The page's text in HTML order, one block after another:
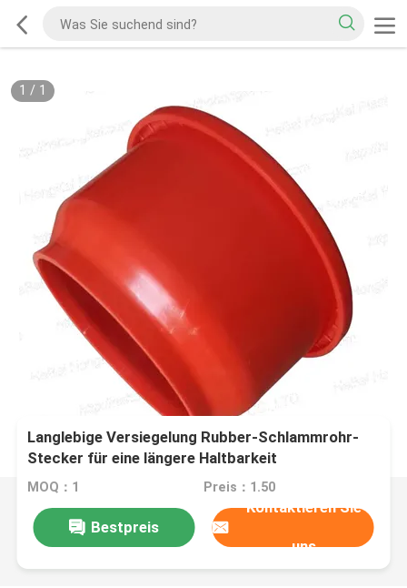
1 / 1
Langlebige Versiegelung Rubber-Schlammrohr-
Stecker für eine längere Haltbarkeit
MOQ：1 Preis：1.50
Bestpreis
Kontaktieren Sie
uns